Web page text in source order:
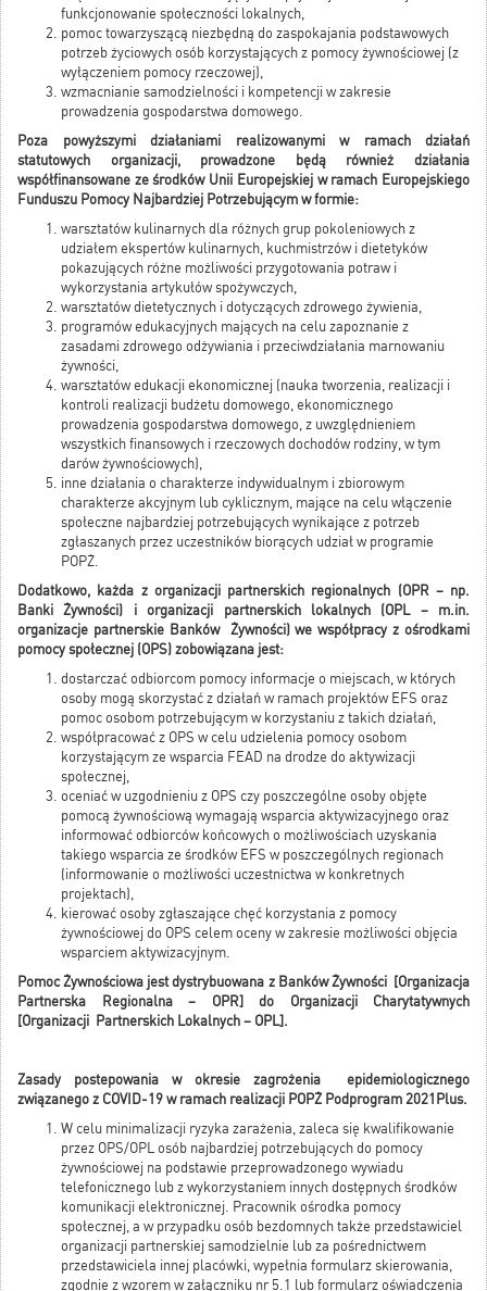
funkcjonowanie społeczności lokalnych,
pomoc towarzyszącą niezbędną do zaspokajania podstawowych
potrzeb życiowych osób korzystających z pomocy żywnościowej (z
wyłączeniem pomocy rzeczowej),
wzmacnianie samodzielności i kompetencji w zakresie
prowadzenia gospodarstwa domowego.
Poza powyższymi działaniami realizowanymi w ramach działań
statutowych organizacji, prowadzone będą również działania
współfinansowane ze środków Unii Europejskiej w ramach Europejskiego
Funduszu Pomocy Najbardziej Potrzebującym w formie:
warsztatów kulinarnych dla różnych grup pokoleniowych z
udziałem ekspertów kulinarnych, kuchmistrzów i dietetyków
pokazujących różne możliwości przygotowania potraw i
wykorzystania artykułów spożywczych,
warsztatów dietetycznych i dotyczących zdrowego żywienia,
programów edukacyjnych mających na celu zapoznanie z
zasadami zdrowego odżywiania i przeciwdziałania marnowaniu
żywności,
warsztatów edukacji ekonomicznej (nauka tworzenia, realizacji i
kontroli realizacji budżetu domowego, ekonomicznego
prowadzenia gospodarstwa domowego, z uwzględnieniem
wszystkich finansowych i rzeczowych dochodów rodziny, w tym
darów żywnościowych),
inne działania o charakterze indywidualnym i zbiorowym
charakterze akcyjnym lub cyklicznym, mające na celu włączenie
społeczne najbardziej potrzebujących wynikające z potrzeb
zgłaszanych przez uczestników biorących udział w programie
POPŻ.
Dodatkowo, każda z organizacji partnerskich regionalnych (OPR – np.
Banki Żywności) i organizacji partnerskich lokalnych (OPL – m.in.
organizacje partnerskie Banków Żywności) we współpracy z ośrodkami
pomocy społecznej (OPS) zobowiązana jest:
dostarczać odbiorcom pomocy informacje o miejscach, w których
osoby mogą skorzystać z działań w ramach projektów EFS oraz
pomoc osobom potrzebującym w korzystaniu z takich działań,
współpracować z OPS w celu udzielenia pomocy osobom
korzystającym ze wsparcia FEAD na drodze do aktywizacji
społecznej,
oceniać w uzgodnieniu z OPS czy poszczególne osoby objęte
pomocą żywnościową wymagają wsparcia aktywizacyjnego oraz
informować odbiorców końcowych o możliwościach uzyskania
takiego wsparcia ze środków EFS w poszczególnych regionach
(informowanie o możliwości uczestnictwa w konkretnych
projektach),
kierować osoby zgłaszające chęć korzystania z pomocy
żywnościowej do OPS celem oceny w zakresie możliwości objęcia
wsparciem aktywizacyjnym.
Pomoc Żywnościowa jest dystrybuowana z Banków Żywności [Organizacja
Partnerska Regionalna – OPR] do Organizacji Charytatywnych
[Organizacji Partnerskich Lokalnych – OPL].
Zasady postepowania w okresie zagrożenia epidemiologicznego
związanego z COVID-19 w ramach realizacji POPŻ Podprogram 2021Plus.
W celu minimalizacji ryzyka zarażenia, zaleca się kwalifikowanie
przez OPS/OPL osób najbardziej potrzebujących do pomocy
żywnościowej na podstawie przeprowadzonego wywiadu
telefonicznego lub z wykorzystaniem innych dostępnych środków
komunikacji elektronicznej. Pracownik ośrodka pomocy
społecznej, a w przypadku osób bezdomnych także przedstawiciel
organizacji partnerskiej samodzielnie lub za pośrednictwem
przedstawiciela innej placówki, wypełnia formularz skierowania,
zgodnie z wzorem w załączniku nr 5.1 lub formularz oświadczenia